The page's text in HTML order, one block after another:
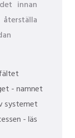
innan
- namnet
systemet
- läs